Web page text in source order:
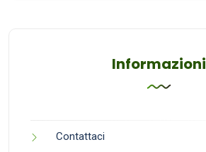
Informazioni
Contattaci